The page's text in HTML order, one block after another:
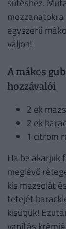
mozzanatokra
egyszerű
váljon!
A mákos
hozzávalói
2 ek
2 ek
1 citrom
Ha be akarjuk
meglévő
kis mazsolát
tetejét
kisütjük!
vaníliás